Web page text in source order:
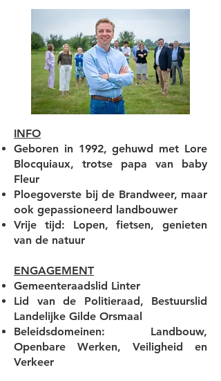
INFO
Geboren in 1992, gehuwd met Lore
Blocquiaux, trotse papa van baby
Fleur
Ploegoverste bij de Brandweer, maar
ook gepassioneerd landbouwer
Vrije tijd: Lopen, fietsen, genieten
van de natuur
ENGAGEMENT
Gemeenteraadslid Linter
Lid van de Politieraad, Bestuurslid
Landelijke Gilde Orsmaal
Beleidsdomeinen: Landbouw,
Openbare Werken, Veiligheid en
Verkeer